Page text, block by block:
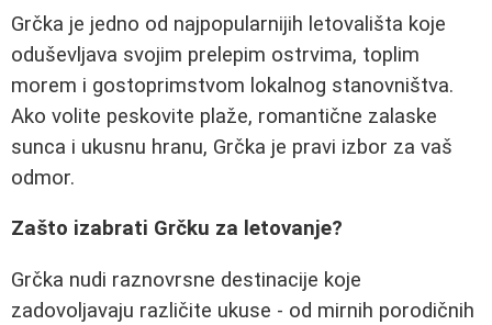
Grčka je jedno od najpopularnijih letovališta koje
oduševljava svojim prelepim ostrvima, toplim
morem i gostoprimstvom lokalnog stanovništva.
Ako volite peskovite plaže, romantične zalaske
sunca i ukusnu hranu, Grčka je pravi izbor za vaš
odmor.
Zašto izabrati Grčku za letovanje?
Grčka nudi raznovrsne destinacije koje
zadovoljavaju različite ukuse - od mirnih porodičnih